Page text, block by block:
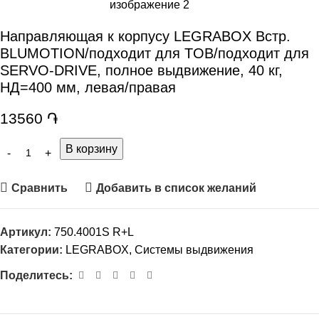
Направляющая к корпусу LEGRABOX Встр.
BLUMOTION/подходит для TOB/подходит для
SERVO-DRIVE, полное выдвижение, 40 кг,
НД=400 мм, левая/правая
13560 ֏
В корзину
Сравнить Добавить в список желаний
Артикул: 750.4001S R+L
Категории: LEGRABOX, Системы выдвижения
Поделитесь: